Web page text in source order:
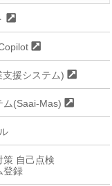
援システム)
ム(Saai-Mas)
策 自己点検
登録